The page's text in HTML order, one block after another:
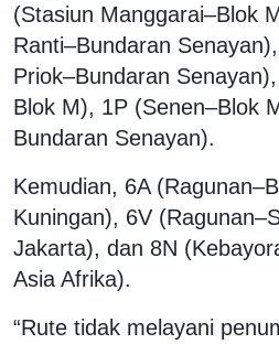
(Stasiun Manggarai–Blok
Ranti–Bundaran
Priok–Bundaran
Blok M), 1P (Senen–Blok
Bundaran Senayan).
Kemudian, 6A
Kuningan), 6V
Jakarta), dan 8N
Asia Afrika).
“Rute tidak melayani